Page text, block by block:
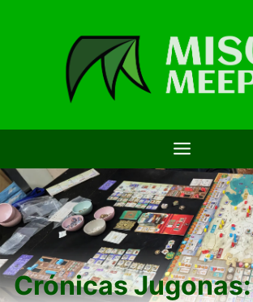
Crónicas Jugonas: